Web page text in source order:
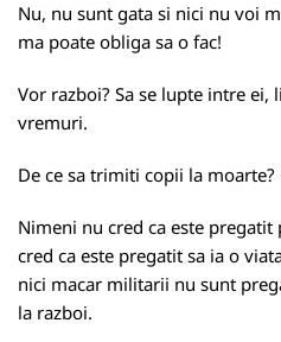
Nu, nu sunt gata si nici nu voi
ma poate obliga sa o fac!
Vor razboi? Sa se lupte intre
vremuri.
De ce sa trimiti copii la moarte?
Nimeni nu cred ca este
cred ca este pregatit sa ia o
nici macar militarii nu sunt
la razboi.